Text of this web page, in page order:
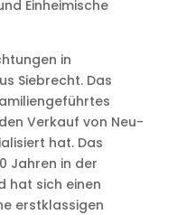
Einheimische
in
Siebrecht. Das
Verkauf von Neu-
hat. Das
Jahren in der
hat sich einen
erstklassigen